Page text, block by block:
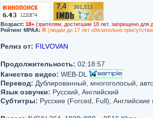
7.4/10 301,513
Возраст: 18+ (зрителям, достигшим 18 лет. запрещено для
Рейтинг MPAA: R (лицам до 17 лет обязательно
Релиз от: FILVOVAN
Продолжительность: 02:18:57
Качество видео: WEB-DL
Перевод: Дублированный, многоголосый,
Язык озвучки: Русский, Английский
Субтитры: Русские (Forced, Full),